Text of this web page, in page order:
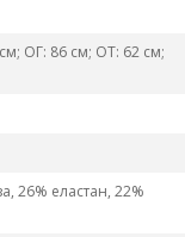
см; ОГ: 86 см; ОТ: 62 см;
26% еластан, 22%